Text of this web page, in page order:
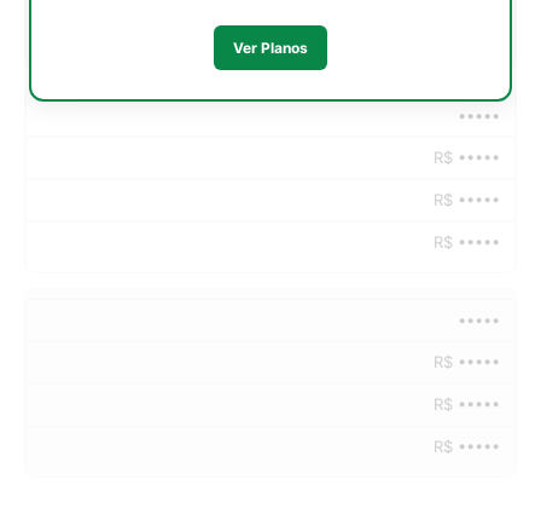
•••••
R$ •••••
R$ •••••
R$ •••••
•••••
R$ •••••
R$ •••••
R$ •••••
Ver Planos